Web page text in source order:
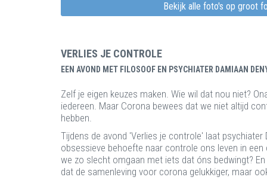
Bekijk alle foto's op groot
VERLIES JE CONTROLE
EEN AVOND MET FILOSOOF EN PSYCHIATER DAMIAAN
Zelf je eigen keuzes maken. Wie wil dat nou niet?
iedereen. Maar Corona bewees dat we niet altijd
hebben.
Tijdens de avond 'Verlies je controle' laat psychiater
obsessieve behoefte naar controle ons leven in
we zo slecht omgaan met iets dat óns bedwingt?
dat de samenleving voor corona gelukkiger, maar